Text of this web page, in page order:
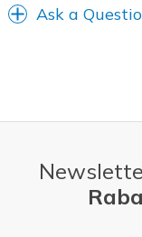
Ask a